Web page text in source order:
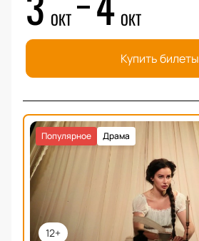
ОКТ ОКТ
Купить билеты
12+
Драма
Популярное